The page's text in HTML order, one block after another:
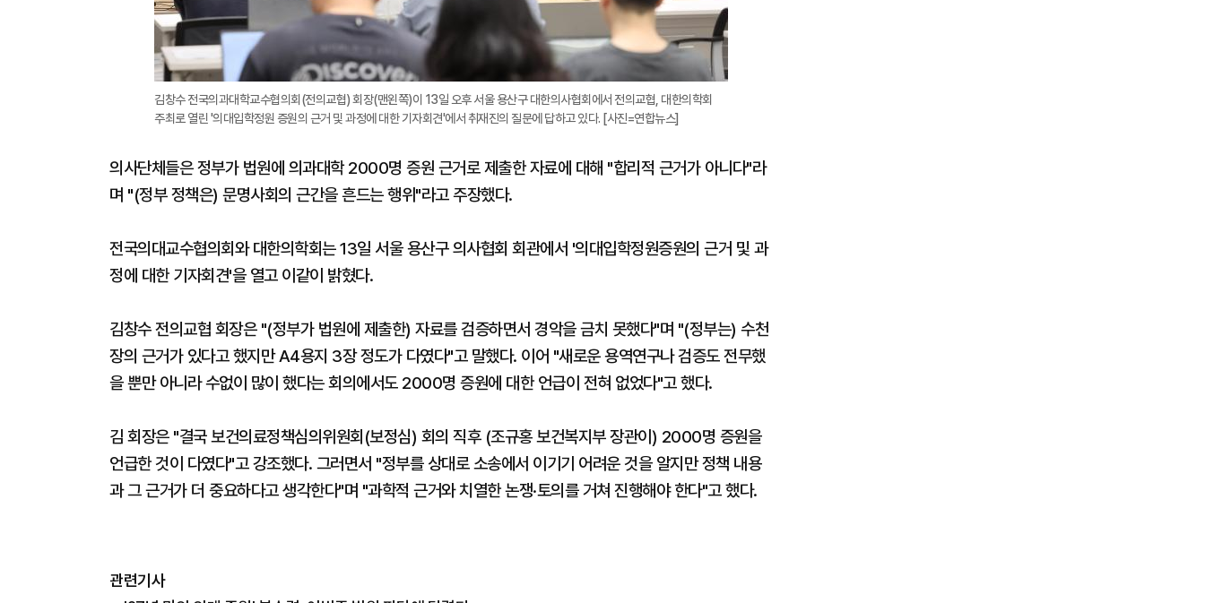
김창수 전국의과대학교수협의회(전의교협) 회장(맨왼쪽)이 13일 오후 서울 용산구 대한의사협회에서 전의교협, 대한의학회
주최로 열린 '의대입학정원 증원의 근거 및 과정에 대한 기자회견'에서 취재진의 질문에 답하고 있다. [사진=연합뉴스]
의사단체들은 정부가 법원에 의과대학 2000명 증원 근거로 제출한 자료에 대해 "합리적 근거가 아니다"라
며 "(정부 정책은) 문명사회의 근간을 흔드는 행위"라고 주장했다.
전국의대교수협의회와 대한의학회는 13일 서울 용산구 의사협회 회관에서 '의대입학정원증원의 근거 및 과
정에 대한 기자회견'을 열고 이같이 밝혔다.
김창수 전의교협 회장은 "(정부가 법원에 제출한) 자료를 검증하면서 경악을 금치 못했다"며 "(정부는) 수천
장의 근거가 있다고 했지만 A4용지 3장 정도가 다였다"고 말했다. 이어 "새로운 용역연구나 검증도 전무했
을 뿐만 아니라 수없이 많이 했다는 회의에서도 2000명 증원에 대한 언급이 전혀 없었다"고 했다.
김 회장은 "결국 보건의료정책심의위원회(보정심) 회의 직후 (조규홍 보건복지부 장관이) 2000명 증원을
언급한 것이 다였다"고 강조했다. 그러면서 "정부를 상대로 소송에서 이기기 어려운 것을 알지만 정책 내용
과 그 근거가 더 중요하다고 생각한다"며 "과학적 근거와 치열한 논쟁·토의를 거쳐 진행해야 한다"고 했다.
관련기사